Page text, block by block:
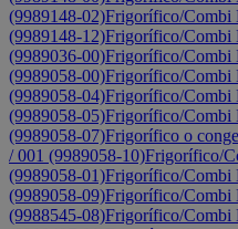
(9989148-02)Frigorífico/Combi
(9989148-12)Frigorífico/Combi
(9989036-00)Frigorífico/Combi
(9989058-00)Frigorífico/Combi
(9989058-04)Frigorífico/Combi
(9989058-05)Frigorífico/Combi
(9989058-07)Frigorífico o
/ 001 (9989058-10)Frigorífico/
(9989058-01)Frigorífico/Combi
(9989058-09)Frigorífico/Combi
(9988545-08)Frigorífico/Combi